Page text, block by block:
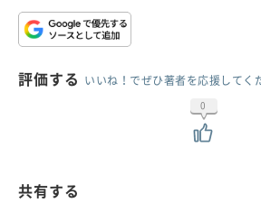
評価する いいね！でぜひ著者を応援してく
0
共有する